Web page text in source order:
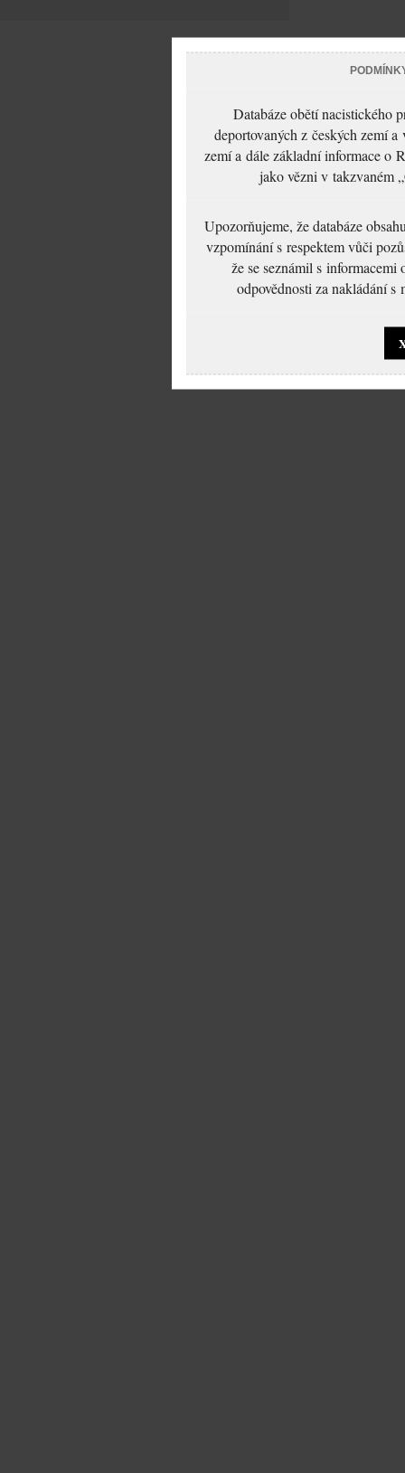
Databáze obětí nacistického
deportovaných z českých zemí
zemí a dále základní informace o
jako vězni v takzvaném
Upozorňujeme, že databáze
vzpomínání s respektem vůči
že se seznámil s
odpovědnosti za nakládání